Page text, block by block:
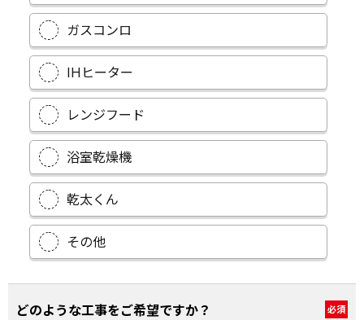
ガスコンロ
IHヒーター
レンジフード
浴室乾燥機
乾太くん
その他
どのような工事をご希望ですか？ 必須